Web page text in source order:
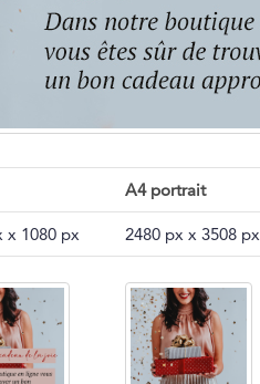
A4 portrait
x 1080 px 2480 px x 3508 px